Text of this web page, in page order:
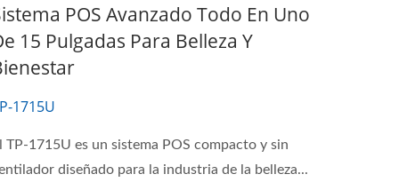
POS Avanzado Todo En Uno
15 Pulgadas Para Belleza Y
1715U
TP-1715U es un sistema POS compacto y sin
diseñado para la industria de la belleza...